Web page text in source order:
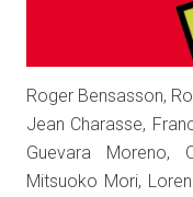
Roger Bensasson,
Jean Charasse,
Guevara Moreno,
Mitsuoko Mori,